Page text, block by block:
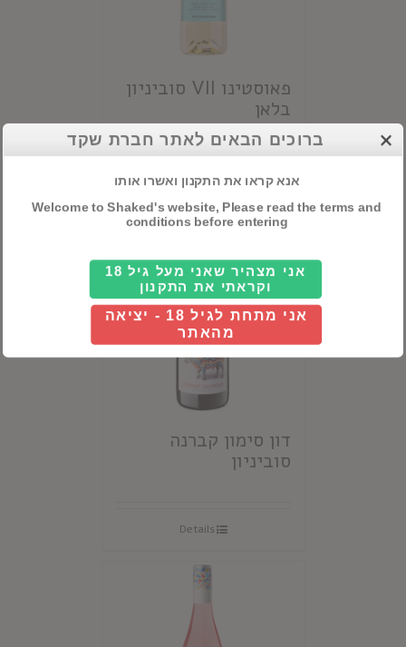
פאוסטינו VII סוביניון
בלאן
Details
דון סימון קברנה
סוביניון
Details
ברוכים הבאים לאתר חברת שקד
אנא קראו את התקנון ואשרו אותו
Welcome to Shaked's website, Please read the terms and
conditions before entering
אני מצהיר שאני מעל גיל 18
וקראתי את התקנון
אני מתחת לגיל 18 - יציאה
מהאתר